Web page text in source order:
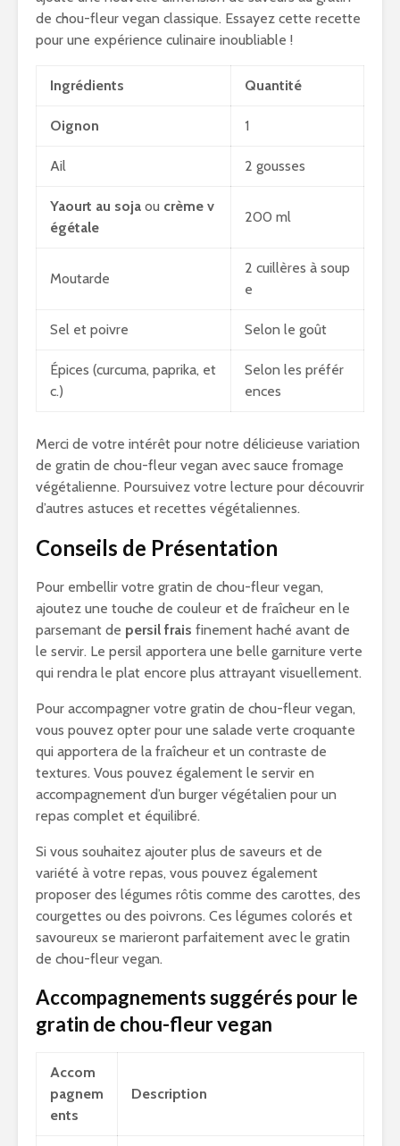
de chou-fleur vegan classique. Essayez cette recette
pour une expérience culinaire inoubliable !
Ingrédients Quantité
Oignon 1
Ail 2 gousses
Yaourt au soja ou crème v
égétale
200 ml
Moutarde
2 cuillères à soup
e
Sel et poivre Selon le goût
Épices (curcuma, paprika, et
c.)
Selon les préfér
ences
Merci de votre intérêt pour notre délicieuse variation
de gratin de chou-fleur vegan avec sauce fromage
végétalienne. Poursuivez votre lecture pour découvrir
d’autres astuces et recettes végétaliennes.
Conseils de Présentation
Pour embellir votre gratin de chou-fleur vegan,
ajoutez une touche de couleur et de fraîcheur en le
parsemant de persil frais finement haché avant de
le servir. Le persil apportera une belle garniture verte
qui rendra le plat encore plus attrayant visuellement.
Pour accompagner votre gratin de chou-fleur vegan,
vous pouvez opter pour une salade verte croquante
qui apportera de la fraîcheur et un contraste de
textures. Vous pouvez également le servir en
accompagnement d’un burger végétalien pour un
repas complet et équilibré.
Si vous souhaitez ajouter plus de saveurs et de
variété à votre repas, vous pouvez également
proposer des légumes rôtis comme des carottes, des
courgettes ou des poivrons. Ces légumes colorés et
savoureux se marieront parfaitement avec le gratin
de chou-fleur vegan.
Accompagnements suggérés pour le
gratin de chou-fleur vegan
Accom
pagnem
ents
Description